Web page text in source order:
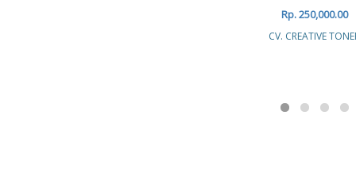
Rp. 250,000.00
CV. CREATIVE